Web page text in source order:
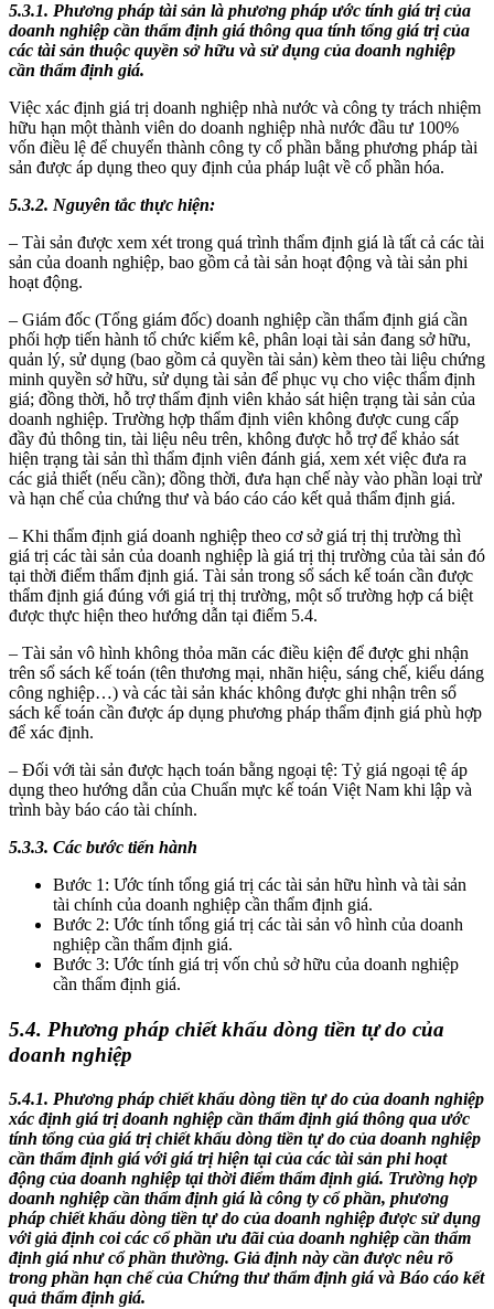
5.3.1. Phương pháp tài sản là phương pháp ước tính giá trị của
doanh nghiệp cần thẩm định giá thông qua tính tổng giá trị của
các tài sản thuộc quyền sở hữu và sử dụng của doanh nghiệp
cần thẩm định giá.
Việc xác định giá trị doanh nghiệp nhà nước và công ty trách nhiệm
hữu hạn một thành viên do doanh nghiệp nhà nước đầu tư 100%
vốn điều lệ để chuyển thành công ty cổ phần bằng phương pháp tài
sản được áp dụng theo quy định của pháp luật về cổ phần hóa.
5.3.2. Nguyên tắc thực hiện:
– Tài sản được xem xét trong quá trình thẩm định giá là tất cả các tài
sản của doanh nghiệp, bao gồm cả tài sản hoạt động và tài sản phi
hoạt động.
– Giám đốc (Tổng giám đốc) doanh nghiệp cần thẩm định giá cần
phối hợp tiến hành tổ chức kiểm kê, phân loại tài sản đang sở hữu,
quản lý, sử dụng (bao gồm cả quyền tài sản) kèm theo tài liệu chứng
minh quyền sở hữu, sử dụng tài sản để phục vụ cho việc thẩm định
giá; đồng thời, hỗ trợ thẩm định viên khảo sát hiện trạng tài sản của
doanh nghiệp. Trường hợp thẩm định viên không được cung cấp
đầy đủ thông tin, tài liệu nêu trên, không được hỗ trợ để khảo sát
hiện trạng tài sản thì thẩm định viên đánh giá, xem xét việc đưa ra
các giả thiết (nếu cần); đồng thời, đưa hạn chế này vào phần loại trừ
và hạn chế của chứng thư và báo cáo cáo kết quả thẩm định giá.
– Khi thẩm định giá doanh nghiệp theo cơ sở giá trị thị trường thì
giá trị các tài sản của doanh nghiệp là giá trị thị trường của tài sản đó
tại thời điểm thẩm định giá. Tài sản trong sổ sách kế toán cần được
thẩm định giá đúng với giá trị thị trường, một số trường hợp cá biệt
được thực hiện theo hướng dẫn tại điểm 5.4.
– Tài sản vô hình không thỏa mãn các điều kiện để được ghi nhận
trên sổ sách kế toán (tên thương mại, nhãn hiệu, sáng chế, kiểu dáng
công nghiệp…) và các tài sản khác không được ghi nhận trên sổ
sách kế toán cần được áp dụng phương pháp thẩm định giá phù hợp
để xác định.
– Đối với tài sản được hạch toán bằng ngoại tệ: Tỷ giá ngoại tệ áp
dụng theo hướng dẫn của Chuẩn mực kế toán Việt Nam khi lập và
trình bày báo cáo tài chính.
5.3.3. Các bước tiến hành
Bước 1: Ước tính tổng giá trị các tài sản hữu hình và tài sản
tài chính của doanh nghiệp cần thẩm định giá.
Bước 2: Ước tính tổng giá trị các tài sản vô hình của doanh
nghiệp cần thẩm định giá.
Bước 3: Ước tính giá trị vốn chủ sở hữu của doanh nghiệp
cần thẩm định giá.
5.4. Phương pháp chiết khấu dòng tiền tự do của
doanh nghiệp
5.4.1. Phương pháp chiết khấu dòng tiền tự do của doanh nghiệp
xác định giá trị doanh nghiệp cần thẩm định giá thông qua ước
tính tổng của giá trị chiết khấu dòng tiền tự do của doanh nghiệp
cần thẩm định giá với giá trị hiện tại của các tài sản phi hoạt
động của doanh nghiệp tại thời điểm thẩm định giá. Trường hợp
doanh nghiệp cần thẩm định giá là công ty cổ phần, phương
pháp chiết khấu dòng tiền tự do của doanh nghiệp được sử dụng
với giả định coi các cổ phần ưu đãi của doanh nghiệp cần thẩm
định giá như cổ phần thường. Giả định này cần được nêu rõ
trong phần hạn chế của Chứng thư thẩm định giá và Báo cáo kết
quả thẩm định giá.